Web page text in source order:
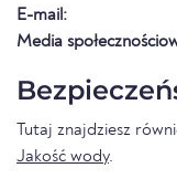
E-mail:
Media
Tutaj znajdziesz
Jakość wody.